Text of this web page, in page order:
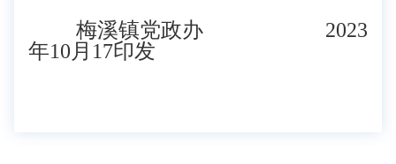
梅溪镇党政办 2023
年10月17印发